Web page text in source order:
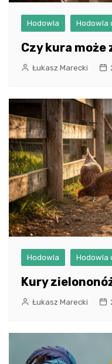
Hodowla Hodowla
Czy kura
Łukasz Marecki
Hodowla Hodowla
Kury
Łukasz Marecki